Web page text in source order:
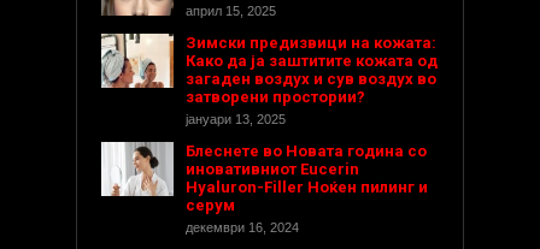
април 15, 2025
Зимски предизвици на кожата:
Како да ја заштитите кожата од
загаден воздух и сув воздух во
затворени простории?
јануари 13, 2025
Блеснете во Новата година со
иновативниот Eucerin
Hyaluron-Filler Ноќен пилинг и
серум
декември 16, 2024